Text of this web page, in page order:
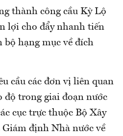
thành công cầu Kỳ Lộ
lợi cho đẩy nhanh tiến
bộ hạng mục về đích
cầu các đơn vị liên quan
độ trong giai đoạn nước
cục trực thuộc Bộ Xây
Giám định Nhà nước về